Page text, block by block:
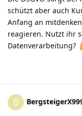
schützt aber auch
Anfang an
reagieren. Nutzt ihr
Datenverarbeitung?
B